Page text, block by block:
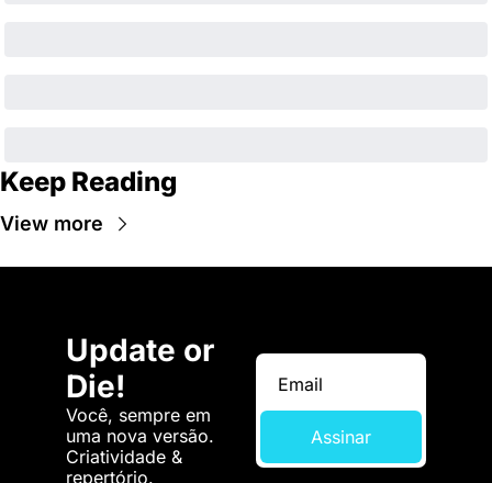
Keep Reading
View more
Update or
Die!
Você, sempre em
uma nova versão.
Criatividade &
repertório.
Assinar